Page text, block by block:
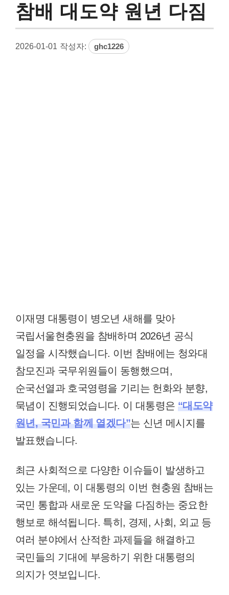
참배 대도약 원년 다짐
2026-01-01 작성자: ghc1226
이재명 대통령이 병오년 새해를 맞아
국립서울현충원을 참배하며 2026년 공식
일정을 시작했습니다. 이번 참배에는 청와대
참모진과 국무위원들이 동행했으며,
순국선열과 호국영령을 기리는 헌화와 분향,
묵념이 진행되었습니다. 이 대통령은 “대도약
원년, 국민과 함께 열겠다”는 신년 메시지를
발표했습니다.
최근 사회적으로 다양한 이슈들이 발생하고
있는 가운데, 이 대통령의 이번 현충원 참배는
국민 통합과 새로운 도약을 다짐하는 중요한
행보로 해석됩니다. 특히, 경제, 사회, 외교 등
여러 분야에서 산적한 과제들을 해결하고
국민들의 기대에 부응하기 위한 대통령의
의지가 엿보입니다.